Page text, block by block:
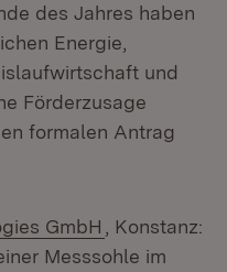
des Jahres haben
Energie,
und
Förderzusage
formalen Antrag
GmbH (Öffnet in
, Konstanz:
Messsohle im